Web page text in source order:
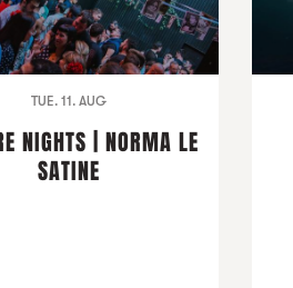
TUE. 11. AUG
NIGHTS | NORMA LE
SATINE